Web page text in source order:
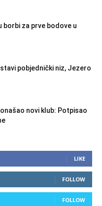
borbi za prve bodove u
pobjednički niz, Jezero
novi klub: Potpisao
LIKE
FOLLOW
FOLLOW